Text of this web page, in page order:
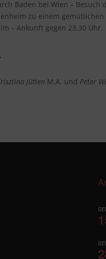
Baden bei Wien – Besuch
zu einem gemütlichen
– Ankunft gegen 23.30 Uhr.
Jütten M.A. und Peter